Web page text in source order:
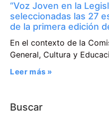
“Voz Joven en la
seleccionadas las 27
de la primera edición
En el contexto de la
General, Cultura y
Leer más »
Buscar